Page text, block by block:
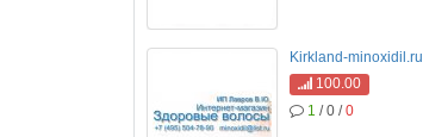
Kirkland-minoxidil.ru
100.00
1 / 0 /0